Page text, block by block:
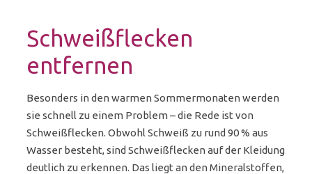
Schweißflecken
entfernen
Besonders in den warmen Sommermonaten werden
sie schnell zu einem Problem – die Rede ist von
Schweißflecken. Obwohl Schweiß zu rund 90 % aus
Wasser besteht, sind Schweißflecken auf der Kleidung
deutlich zu erkennen. Das liegt an den Mineralstoffen,